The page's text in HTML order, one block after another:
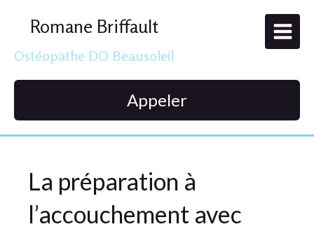
Romane Briffault
Ostéopathe DO Beausoleil
Appeler
La préparation à
l’accouchement avec